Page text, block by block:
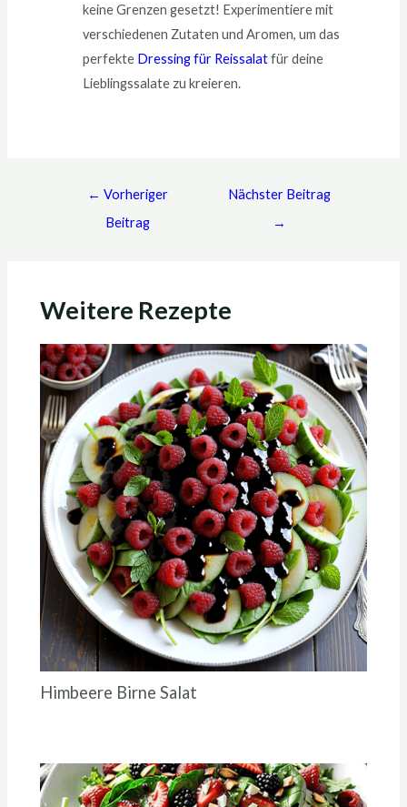
keine Grenzen gesetzt! Experimentiere mit
verschiedenen Zutaten und Aromen, um das
perfekte Dressing für Reissalatfür deine
Lieblingssalate zu kreieren.
← Vorheriger
Beitrag
Nächster Beitrag
→
Weitere Rezepte
Himbeere Birne Salat